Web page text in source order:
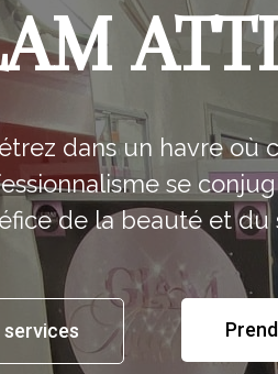
dans un havre où
se
de la beauté et du
services